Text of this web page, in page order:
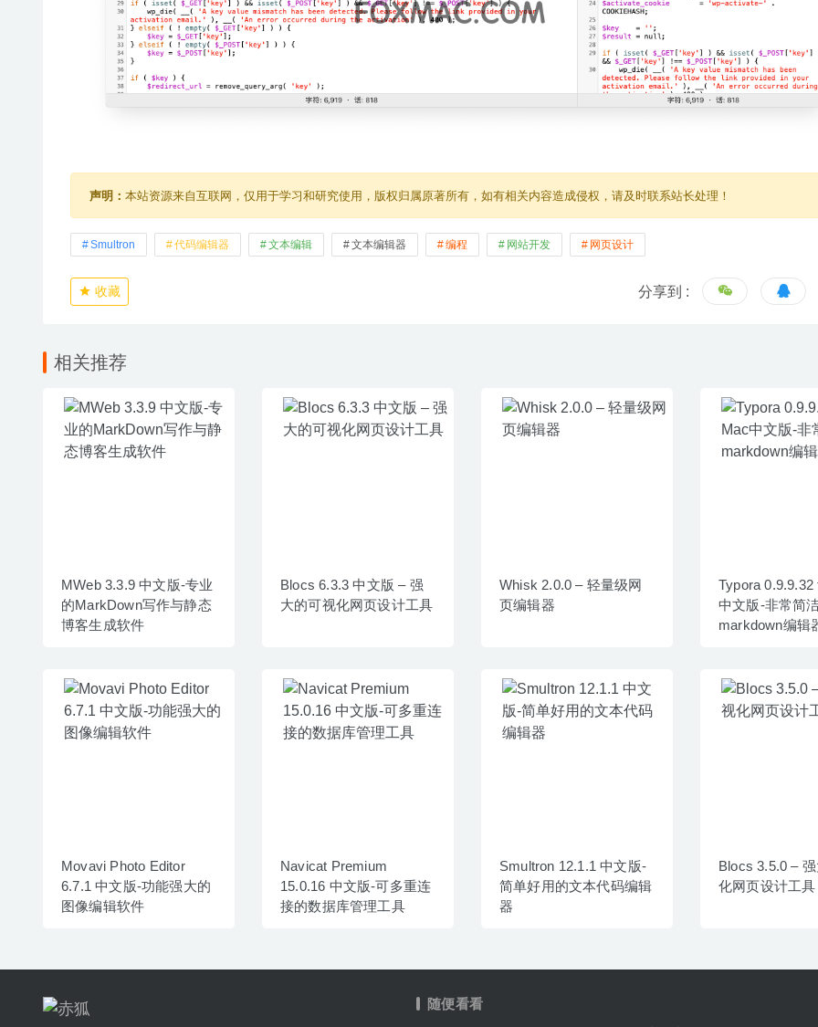
声明： 本站资源来自互联网，仅用于学习和研究使用，版权归属原著所有，如有相关内容造成侵权，请及时联系站长处理！
Smultron 代码编辑器 文本编辑 文本编辑器 编程 网站开发 网页设计
收藏 分享到 :
相关推荐
MWeb 3.3.9 中文版-专业
的MarkDown写作与静态
博客生成软件
Blocs 6.3.3 中文版 – 强
大的可视化网页设计工具
Whisk 2.0.0 – 轻量级网
页编辑器
Typora
中文版-非常简
markdown编辑
Movavi Photo Editor
6.7.1 中文版-功能强大的
图像编辑软件
Navicat Premium
15.0.16 中文版-可多重连
接的数据库管理工具
Smultron 12.1.1 中文版-
简单好用的文本代码编辑
器
Blocs 3.5.0 –
化网页设计工具
随便看看